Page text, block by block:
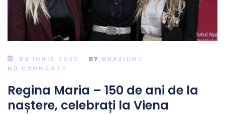
22 IUNIE 2025 BY ROXZIDME
NO COMMENTS
Regina Maria – 150 de ani de la
naștere, celebrați la Viena